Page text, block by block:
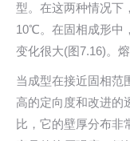
型。在这两种情况下
10℃。在固相成形中
变化很大(图7.16)。
当成型在接近固相范
高的定向度和改进的
比，它的壁厚分布非